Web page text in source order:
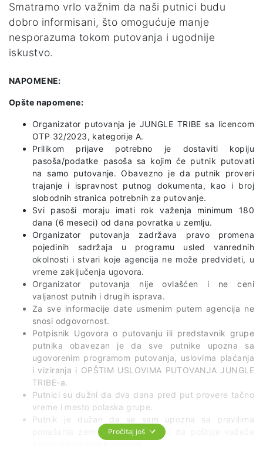
Smatramo vrlo važnim da naši putnici budu
dobro informisani, što omogućuje manje
nesporazuma tokom putovanja i ugodnije
iskustvo.
NAPOMENE:
Opšte napomene:
Organizator putovanja je JUNGLE TRIBE sa licencom
OTP 32/2023, kategorije A.
Prilikom prijave potrebno je dostaviti kopiju
pasoša/podatke pasoša sa kojim će putnik putovati
na samo putovanje. Obavezno je da putnik proveri
trajanje i ispravnost putnog dokumenta, kao i broj
slobodnih stranica potrebnih za putovanje.
Svi pasoši moraju imati rok važenja minimum 180
dana (6 meseci) od dana povratka u zemlju.
Organizator putovanja zadržava pravo promena
pojedinih sadržaja u programu usled vanrednih
okolnosti i stvari koje agencija ne može predvideti, u
vreme zaključenja ugovora.
Organizator putovanja nije ovlašćen i ne ceni
valjanost putnih i drugih isprava.
Za sve informacije date usmenim putem agencija ne
snosi odgovornost.
Potpisnik Ugovora o putovanju ili predstavnik grupe
putnika obavezan je da sve putnike upozna sa
ugovorenim programom putovanja, uslovima plaćanja
i viziranja i OPŠTIM USLOVIMA PUTOVANJA JUNGLE
TRIBE-a.
Putnici su dužni da dva dana pred put provere tačno
vreme i mesto polaska grupe.
Putnik je dužan da se sam upozna sa pravilima
ponašanja zemlje u koju putuje i da poštuje važeće
Pročitaj još